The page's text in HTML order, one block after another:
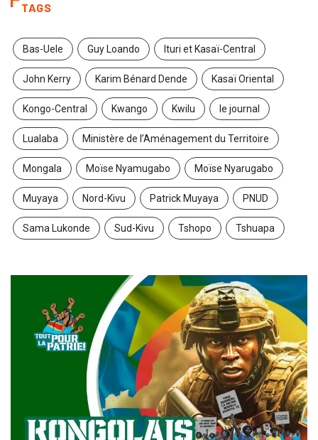
TAGS
Bas-Uele Guy Loando Ituri et Kasaï-Central
John Kerry Karim Bénard Dende Kasaï Oriental
Kongo-Central Kwango Kwilu le journal
Lualaba Ministère de l’Aménagement du Territoire
Mongala Moïse Nyamugabo Moïse Nyarugabo
Muyaya Nord-Kivu Patrick Muyaya PNUD
Sama Lukonde Sud-Kivu Tshopo Tshuapa